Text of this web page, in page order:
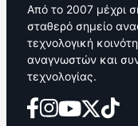
Από το 2007 μέχρι
σταθερό σημείο
τεχνολογική
αναγνωστών και
τεχνολογίας.